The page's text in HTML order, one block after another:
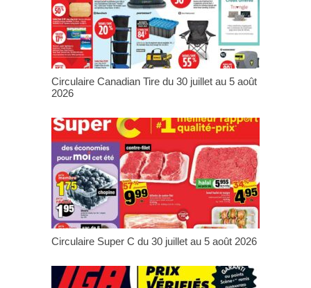
Circulaire Canadian Tire du 30 juillet au 5 août
2026
Circulaire Super C du 30 juillet au 5 août 2026